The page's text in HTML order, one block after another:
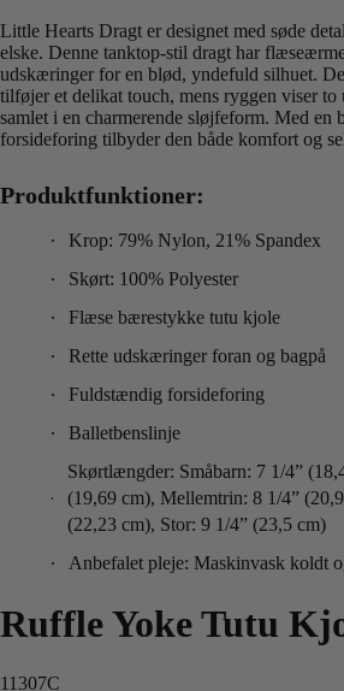
Little Hearts Dragt er designet med søde
elske. Denne tanktop-stil dragt har
udskæringer for en blød, yndefuld silhuet.
tilføjer et delikat touch, mens ryggen viser to
samlet i en charmerende sløjfeform. Med en
forsideforing tilbyder den både komfort og
Produktfunktioner:
Krop: 79% Nylon, 21% Spandex
Skørt: 100% Polyester
Flæse bærestykke tutu kjole
Rette udskæringer foran og bagpå
Fuldstændig forsideforing
Balletbenslinje
Skørtlængder: Småbarn: 7 1/4”
(19,69 cm), Mellemtrin: 8 1/4”
(22,23 cm), Stor: 9 1/4” (23,5 cm)
Anbefalet pleje: Maskinvask koldt
Ruffle Yoke Tutu
11307C